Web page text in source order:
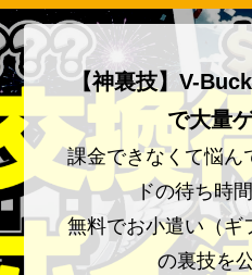
【神裏技】V-
で大量
課金できなくて悩ん
ドの待ち時
無料でお小遣い（ギ
の裏技を